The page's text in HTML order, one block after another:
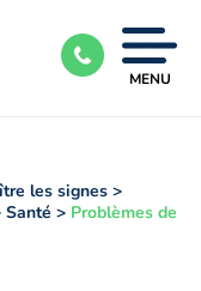
Ouvrir
MENU
les signes >
Santé > Problèmes de